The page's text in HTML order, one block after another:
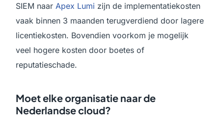
SIEM naar Apex Lumi zijn de implementatiekosten
vaak binnen 3 maanden terugverdiend door lagere
licentiekosten. Bovendien voorkom je mogelijk
veel hogere kosten door boetes of
reputatieschade.
Moet elke organisatie naar de
Nederlandse cloud?